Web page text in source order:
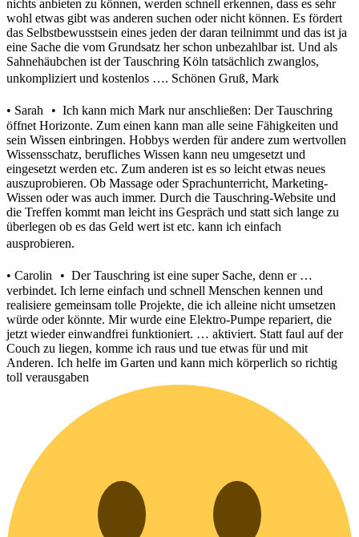
nichts anbieten zu können, werden schnell erkennen, dass es sehr
wohl etwas gibt was anderen suchen oder nicht können. Es fördert
das Selbstbewusstsein eines jeden der daran teilnimmt und das ist ja
eine Sache die vom Grundsatz her schon unbezahlbar ist. Und als
Sahnehäubchen ist der Tauschring Köln tatsächlich zwanglos,
unkompliziert und kostenlos …. Schönen Gruß, Mark
• Sarah • Ich kann mich Mark nur anschließen: Der Tauschring
öffnet Horizonte. Zum einen kann man alle seine Fähigkeiten und
sein Wissen einbringen. Hobbys werden für andere zum wertvollen
Wissensschatz, berufliches Wissen kann neu umgesetzt und
eingesetzt werden etc. Zum anderen ist es so leicht etwas neues
auszuprobieren. Ob Massage oder Sprachunterricht, Marketing-
Wissen oder was auch immer. Durch die Tauschring-Website und
die Treffen kommt man leicht ins Gespräch und statt sich lange zu
überlegen ob es das Geld wert ist etc. kann ich einfach
ausprobieren.
• Carolin • Der Tauschring ist eine super Sache, denn er …
verbindet. Ich lerne einfach und schnell Menschen kennen und
realisiere gemeinsam tolle Projekte, die ich alleine nicht umsetzen
würde oder könnte. Mir wurde eine Elektro-Pumpe repariert, die
jetzt wieder einwandfrei funktioniert. … aktiviert. Statt faul auf der
Couch zu liegen, komme ich raus und tue etwas für und mit
Anderen. Ich helfe im Garten und kann mich körperlich so richtig
toll verausgaben